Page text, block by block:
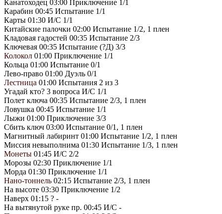
Канатоходец 03:00 Приключение 1/1
Карабин 00:45 Испытание 1/1
Карты 01:30 И/С 1/1
Китайские палочки 02:00 Испытание 1/2, 1 плен
Кладовая гадостей 00:35 Испытание 2/3
Ключевая 00:35 Испытание (?Д) 3/3
Колокол 01:00 Приключение 1/1
Кольца 01:00 Испытание 0/1
Лево-право 01:00 Дуэль 0/1
Лестница 01:00 Испытания 2 из 3
Угадай кто? 3 вопроса И/С 1/1
Полет ключа 00:35 Испытание 2/3, 1 плен
Ловушка 00:45 Испытание 1/1
Лыжи 01:00 Приключение 3/3
Сбить ключ 03:00 Испытание 0/1, 1 плен
Магнитный лабиринт 01:00 Испытание 1/2, 1 плен
Миссия невыполнима 01:30 Испытание 1/3, 1 плен
Монеты 01:45 И/С 2/2
Морозы 02:30 Приключение 1/1
Морда 01:30 Приключение 1/1
Нано-тоннель 02:15 Испытание 2/3, 1 плен
На высоте 03:30 Приключение 1/2
Наверх 01:15 ? -
На вытянутой руке пр. 00:45 И/С -